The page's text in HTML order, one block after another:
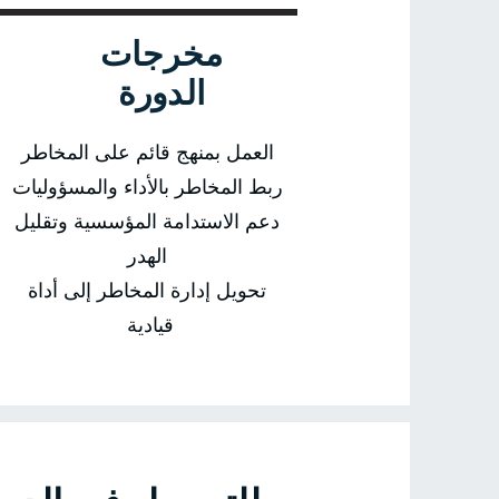
مخرجات
الدورة
العمل بمنهج قائم على المخاطر
ربط المخاطر بالأداء والمسؤوليات
دعم الاستدامة المؤسسية وتقليل
الهدر
تحويل إدارة المخاطر إلى أداة
قيادية